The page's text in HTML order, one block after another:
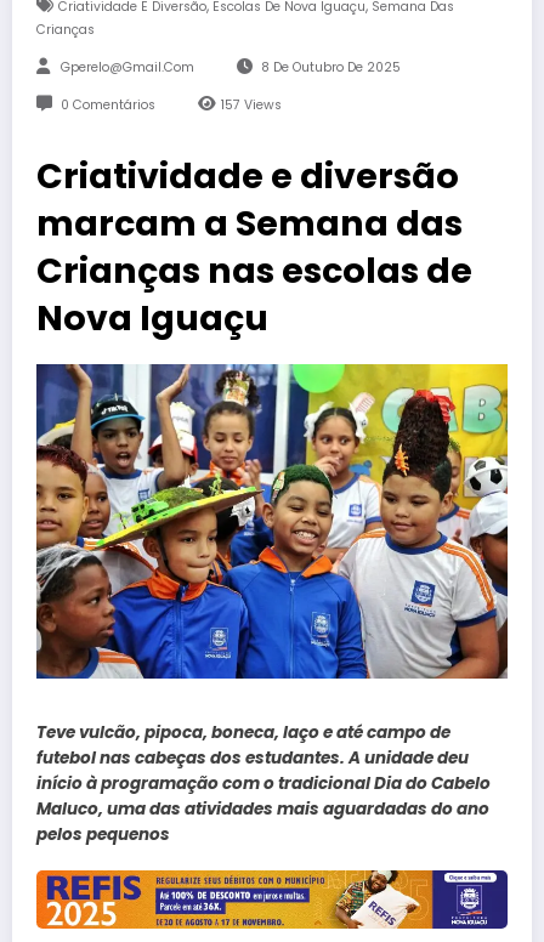
Criatividade E Diversão, Escolas De Nova Iguaçu, Semana Das
Crianças
Gperelo@gmail.com 8 De Outubro De 2025
0 Comentários 157 Views
Criatividade e diversão
marcam a Semana das
Crianças nas escolas de
Nova Iguaçu
Teve vulcão, pipoca, boneca, laço e até campo de
futebol nas cabeças dos estudantes. A unidade deu
início à programação com o tradicional Dia do Cabelo
Maluco, uma das atividades mais aguardadas do ano
pelos pequenos